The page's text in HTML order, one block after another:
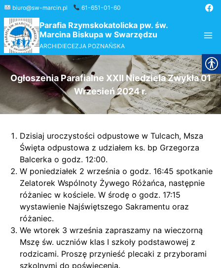
Przejdź
do
treści
biuro@sw-marcin.pl 61-651-01-60
Parafia Rzymskokatolicka pw. św.
Marcina Biskupa w Swarzędzu
ARCHIDIECEZJA POZNAŃSKA
Ogłoszenia Parafialne XXII Niedziela Zwykła 01
Wrzesień 2024 r.
Dzisiaj uroczystości odpustowe w Tulcach, Msza
Święta odpustowa z udziałem ks. bp Grzegorza
Balcerka o godz. 12:00.
W poniedziałek 2 września o godz. 16:45 spotkanie
Zelatorek Wspólnoty Żywego Różańca, następnie
różaniec w kościele. W środę o godz. 17:15
wystawienie Najświętszego Sakramentu oraz
różaniec.
We wtorek 3 września zapraszamy na wieczorną
Mszę św. uczniów klas I szkoły podstawowej z
rodzicami. Proszę przynieść plecaki z przyborami
szkolnymi do poświęcenia.